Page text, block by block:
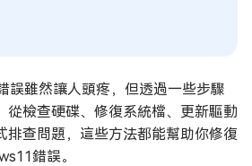
誤雖然讓人頭疼，但透過一些步驟
從檢查硬碟、修復系統檔、更新驅動
排查問題，這些方法都能幫助你修復
錯誤。